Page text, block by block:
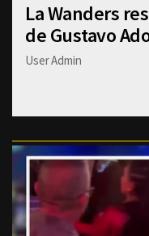
La Wanders
de Gustavo
User Admin